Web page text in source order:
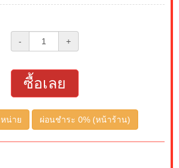
- +
ซื้อเลย
น่าย ผ่อนชำระ 0% (หน้าร้าน)